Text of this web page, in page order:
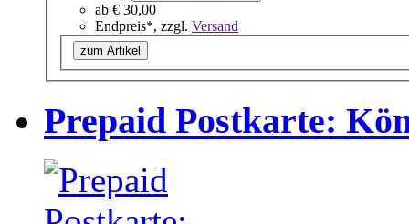
ab € 30,00
Endpreis*, zzgl. Versand
zum Artikel
Prepaid Postkarte: